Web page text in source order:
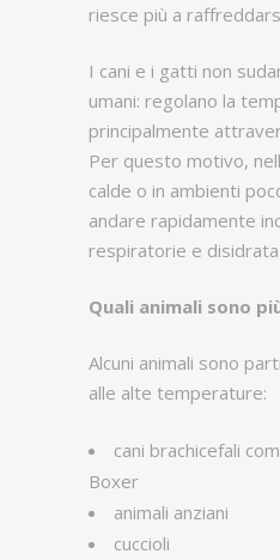
riesce più a
I cani e i gatti non
umani: regolano la
principalmente
Per questo motivo,
calde o in ambienti
andare rapidamente
respiratorie e
Quali animali sono
Alcuni animali sono
alle alte temperature:
cani brachicefali
Boxer
animali anziani
cuccioli